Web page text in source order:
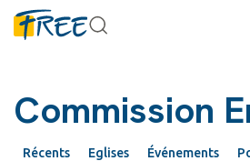
Commission
Récents Eglises Événements